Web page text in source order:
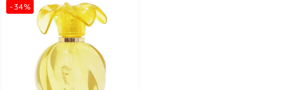
Charme Memory 100ml
GIỚI THIỆU NƯỚC HOA MEMORY 100ML
THÔNG TIN NƯỚC HOA
-34%